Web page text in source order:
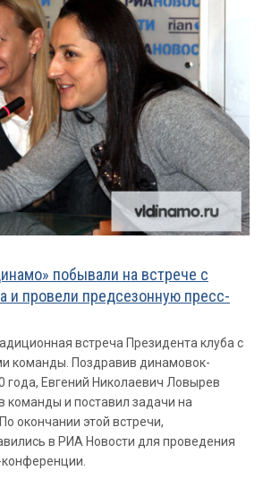
побывали на встрече с
и провели предсезонную пресс-
встреча Президента клуба с
команды. Поздравив динамовок-
года, Евгений Николаевич Ловырев
команды и поставил задачи на
окончании этой встречи,
в РИА Новости для проведения